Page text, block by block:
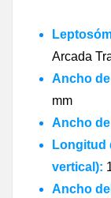
Arcada
Ancho
mm
Ancho
Longitud
vertical):
Ancho